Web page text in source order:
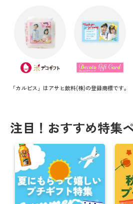
帰省の手土産はオリジナルのお
ッ！
＼ 夏にオススメ ／ お得なキャ
【購入者“全員”対象】父の日キ
母の日にオリジナルお菓子で感
思い出をカタチに！卒業送別
【注文期日間近】バレンタイ
品！！
オリジナルギフトでバレンタ
「カルピス」はアサヒ飲料(株)の登録商標です。
注目！おすすめ特集